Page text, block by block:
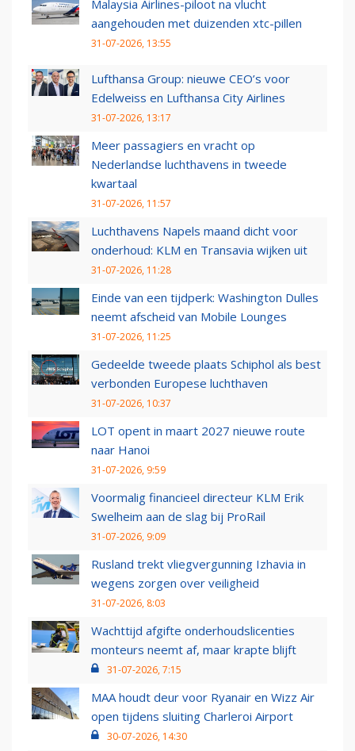
Malaysia Airlines-piloot na vlucht
aangehouden met duizenden xtc-pillen
31-07-2026, 13:55
Lufthansa Group: nieuwe CEO’s voor
Edelweiss en Lufthansa City Airlines
31-07-2026, 13:17
Meer passagiers en vracht op
Nederlandse luchthavens in tweede
kwartaal
31-07-2026, 11:57
Luchthavens Napels maand dicht voor
onderhoud: KLM en Transavia wijken uit
31-07-2026, 11:28
Einde van een tijdperk: Washington Dulles
neemt afscheid van Mobile Lounges
31-07-2026, 11:25
Gedeelde tweede plaats Schiphol als best
verbonden Europese luchthaven
31-07-2026, 10:37
LOT opent in maart 2027 nieuwe route
naar Hanoi
31-07-2026, 9:59
Voormalig financieel directeur KLM Erik
Swelheim aan de slag bij ProRail
31-07-2026, 9:09
Rusland trekt vliegvergunning Izhavia in
wegens zorgen over veiligheid
31-07-2026, 8:03
Wachttijd afgifte onderhoudslicenties
monteurs neemt af, maar krapte blijft
31-07-2026, 7:15
MAA houdt deur voor Ryanair en Wizz Air
open tijdens sluiting Charleroi Airport
30-07-2026, 14:30